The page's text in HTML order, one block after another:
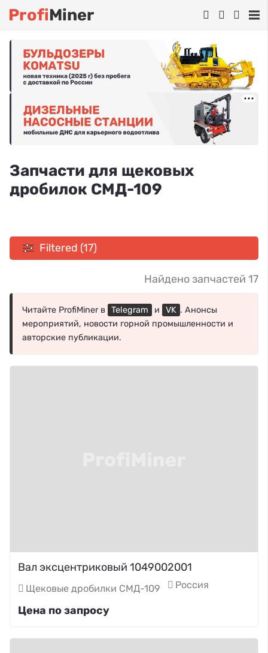
ProfiMiner
Запчасти для щековых
дробилок СМД-109
Filtered (17)
Найдено запчастей 17
Читайте ProfiMiner в Telegram и VK . Анонсы
мероприятий, новости горной промышленности и
авторские публикации.
Вал эксцентриковый 1049002001
Щековые дробилки СМД-109 Россия
Цена по запросу